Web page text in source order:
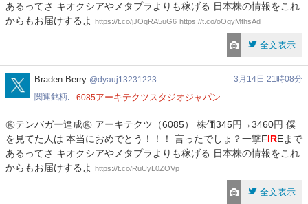
あるってさ キオクシアやメタプラよりも稼げる 日本株の情報をこれ
からもお届けするよ https://t.co/jJOqRA5uG6 https://t.co/oOgyMthsAd
全文表示
dyauj13231223
Braden Berry dyauj13231223
3月14日 21時08分
関連銘柄
6085アーキテクツスタジオジャパン
㊗テンバガー達成㊗ アーキテクツ（6085） 株価345円→3460円 僕
を見てた人は 本当におめでとう！！！ 言ったでしょ？一撃FIREまで
あるってさ キオクシアやメタプラよりも稼げる 日本株の情報をこれ
からもお届けするよ https://t.co/RuUyL0ZOVp
全文表示